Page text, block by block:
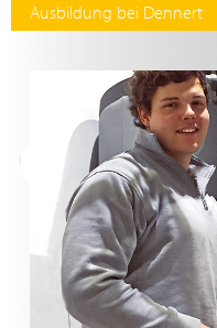
Ausbildung bei Dennert